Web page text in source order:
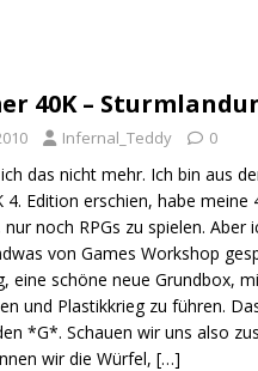
40K –
Infernal_Teddy 0
das nicht mehr. Ich bin aus
4. Edition erschien, habe
noch RPGs zu spielen.
von Games Workshop
eine schöne neue Grundbox,
und Plastikkrieg zu führen.
*G*. Schauen wir uns also
wir die Würfel,[…]